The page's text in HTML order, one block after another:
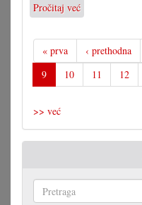
Pročitaj već
Sv.
maša
na
Štefanju
« prva ‹ prethodna
9
10 11 12
>> već